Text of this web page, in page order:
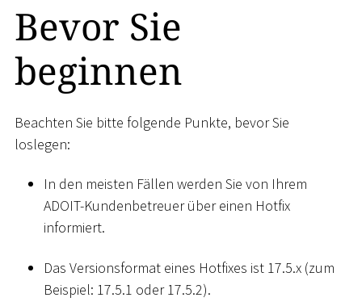
Bevor Sie
beginnen
Beachten Sie bitte folgende Punkte, bevor Sie
loslegen:
In den meisten Fällen werden Sie von Ihrem
ADOIT-Kundenbetreuer über einen Hotfix
informiert.
Das Versionsformat eines Hotfixes ist 17.5.x (zum
Beispiel: 17.5.1 oder 17.5.2).